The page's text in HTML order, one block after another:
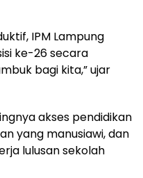
IPM Lampung
ke-26 secara
bagi kita,” ujar
akses pendidikan
yang manusiawi, dan
lulusan sekolah